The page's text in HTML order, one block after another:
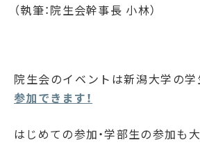
（執筆：院生会幹事長 小林）
院生会のイベントは新潟大学の学
参加できます！
はじめての参加・学部生の参加も大